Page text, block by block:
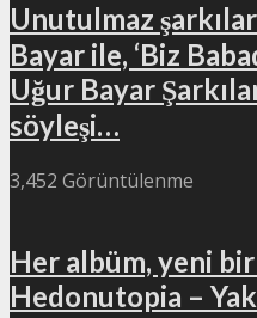
Unutulmaz
Bayar ile, ‘Biz
Uğur Bayar
söyleşi…
3,452 Görüntülenme
Her albüm, yeni
Hedonutopia –